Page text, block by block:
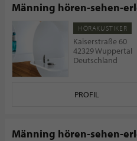
Männing hören-sehen-
HÖRAKUSTIKER
Kaiserstraße 60
42329 Wuppertal
Deutschland
PROFIL
Männing hören-sehen-